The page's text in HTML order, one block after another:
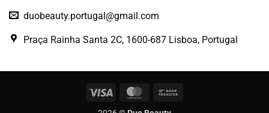
duobeauty.portugal@gmail.com
Praça Rainha Santa 2C, 1600-687 Lisboa, Portugal
Visa MasterCard